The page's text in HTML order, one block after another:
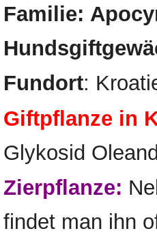
Familie:
Fundort:
Giftpflanze in
Glykosid
Zierpflanze:
findet man ihn